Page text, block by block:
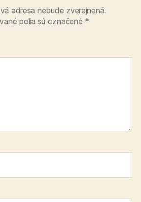
adresa nebude zverejnená.
polia sú označené *